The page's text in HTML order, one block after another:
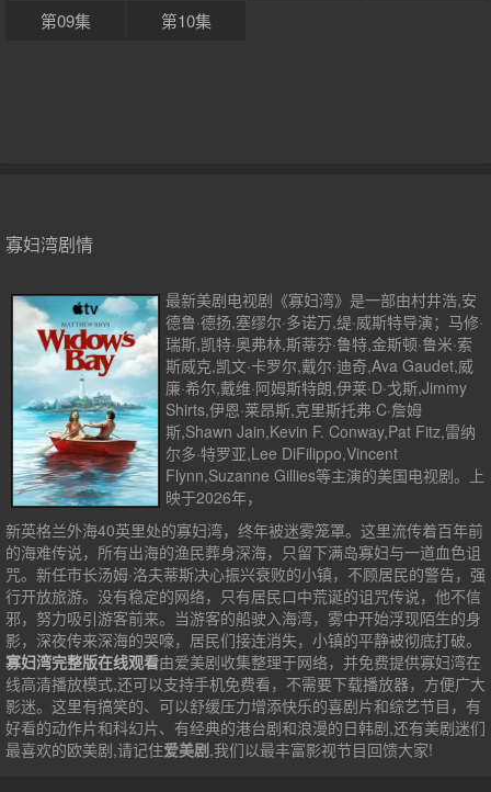
第09集
第10集
寡妇湾剧情
最新美剧电视剧《寡妇湾》是一部由村井浩,安
德鲁·德扬,塞缪尔·多诺万,缇·威斯特导演；马修·
瑞斯,凯特·奥弗林,斯蒂芬·鲁特,金斯顿·鲁米·索
斯威克,凯文·卡罗尔,戴尔·迪奇,Ava Gaudet,威
廉·希尔,戴维·阿姆斯特朗,伊莱·D·戈斯,Jimmy
Shirts,伊恩·莱昂斯,克里斯托弗·C·詹姆
斯,Shawn Jain,Kevin F. Conway,Pat Fitz,雷纳
尔多·特罗亚,Lee DiFilippo,Vincent
Flynn,Suzanne Gillies等主演的美国电视剧。上
映于2026年，
新英格兰外海40英里处的寡妇湾，终年被迷雾笼罩。这里流传着百年前
的海难传说，所有出海的渔民葬身深海，只留下满岛寡妇与一道血色诅
咒。新任市长汤姆·洛夫蒂斯决心振兴衰败的小镇，不顾居民的警告，强
行开放旅游。没有稳定的网络，只有居民口中荒诞的诅咒传说，他不信
邪，努力吸引游客前来。当游客的船驶入海湾，雾中开始浮现陌生的身
影，深夜传来深海的哭嚎，居民们接连消失，小镇的平静被彻底打破。
寡妇湾完整版在线观看由爱美剧收集整理于网络，并免费提供寡妇湾在
线高清播放模式,还可以支持手机免费看，不需要下载播放器，方便广大
影迷。这里有搞笑的、可以舒缓压力增添快乐的喜剧片和综艺节目，有
好看的动作片和科幻片、有经典的港台剧和浪漫的日韩剧,还有美剧迷们
最喜欢的欧美剧,请记住爱美剧,我们以最丰富影视节目回馈大家!